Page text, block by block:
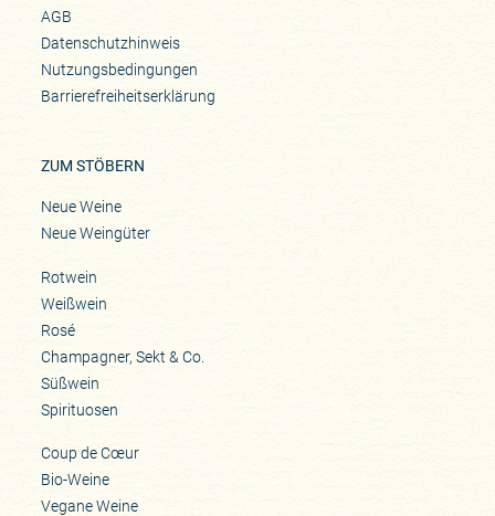
AGB
Datenschutzhinweis
Nutzungsbedingungen
Barrierefreiheitserklärung
ZUM STÖBERN
Neue Weine
Neue Weingüter
Rotwein
Weißwein
Rosé
Champagner, Sekt & Co.
Süßwein
Spirituosen
Coup de Cœur
Bio-Weine
Vegane Weine